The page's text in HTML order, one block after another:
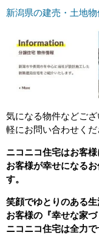
新潟県の建売・土地物
気になる物件などご
軽にお問い合わせくだ
ニコニコ住宅はお客
お客様が幸せになる
す。
笑顔でゆとりのある生
お客様の『幸せな家づ
ニコニコ住宅は全力